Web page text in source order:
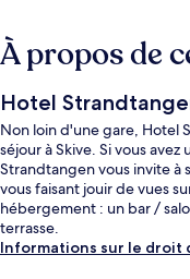
À propos de
Hotel
Non loin d'une gare, Hotel
séjour à Skive. Si vous
Strandtangen vous invite à
vous faisant jouir de vues
hébergement : un bar /
terrasse.
Informations sur le droit